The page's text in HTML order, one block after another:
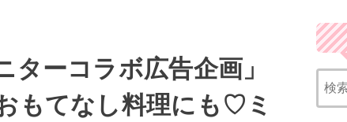
ターコラボ広告企画」
もてなし料理にも♡ミ